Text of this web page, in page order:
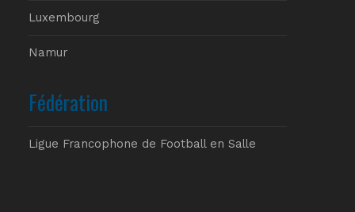
Luxembourg
Namur
Fédération
Ligue Francophone de Football en Salle